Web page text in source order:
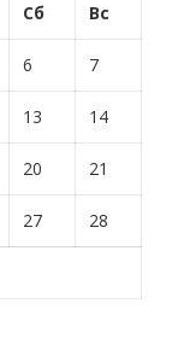
Сб Вс
6 7
13 14
20 21
27 28